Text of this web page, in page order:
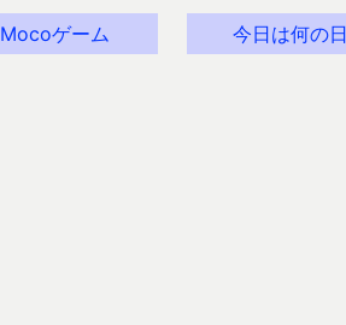
Mocoゲーム 今日は何の日